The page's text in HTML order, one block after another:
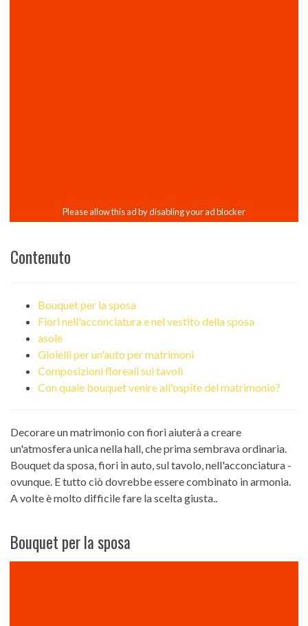
Contenuto
Bouquet per la sposa
Fiori nell'acconciatura e nel vestito della sposa
asole
Gioielli per un'auto per matrimoni
Composizioni floreali sui tavoli
Con quale bouquet venire all'ospite del matrimonio?
Decorare un matrimonio con fiori aiuterà a creare
un'atmosfera unica nella hall, che prima sembrava ordinaria.
Bouquet da sposa, fiori in auto, sul tavolo, nell'acconciatura -
ovunque. E tutto ciò dovrebbe essere combinato in armonia.
A volte è molto difficile fare la scelta giusta..
Bouquet per la sposa